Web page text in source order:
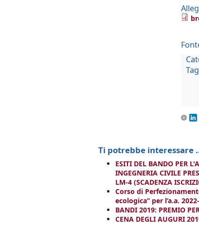
Ti potrebbe interessare
ESITI DEL BANDO PER
INGEGNERIA CIVILE
LM-4 (SCADENZA
Corso di
ecologica” per l’a.a.
BANDI 2019: PREMIO
CENA DEGLI AUGURI